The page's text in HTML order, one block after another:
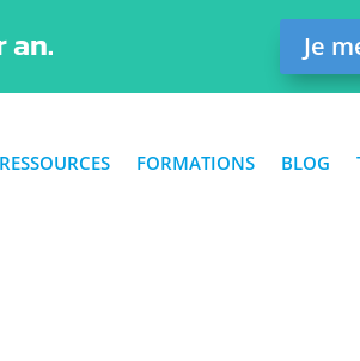
an. Je
RESSOURCES FORMATIONS BLOG